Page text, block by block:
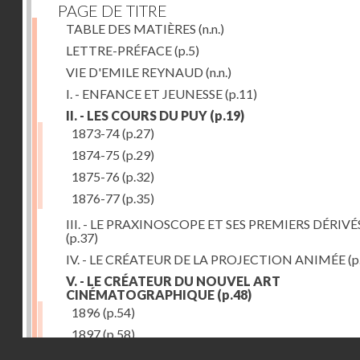
PAGE DE TITRE
TABLE DES MATIÈRES (n.n.)
LETTRE-PRÉFACE(p.5)
VIE D'EMILE REYNAUD (n.n.)
I. - ENFANCE ET JEUNESSE(p.11)
II. - LES COURS DU PUY (p.19)
1873-74(p.27)
1874-75 (p.29)
1875-76 (p.32)
1876-77(p.35)
III. - LE PRAXINOSCOPE ET SES PREMIERS
(p.37)
IV. - LE CRÉATEUR DE LA PROJECTION ANIMÉE
V. - LE CRÉATEUR DU NOUVEL ART
CINÉMATOGRAPHIQUE (p.48)
1896 (p.54)
1897(p.58)